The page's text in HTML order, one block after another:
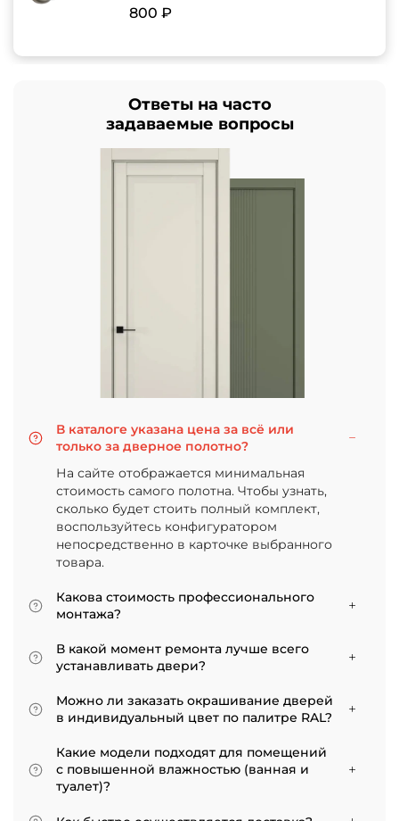
800 ₽
Ответы на часто
задаваемые вопросы
В каталоге указана цена за всё или
только за дверное полотно?
На сайте отображается минимальная
стоимость самого полотна. Чтобы узнать,
сколько будет стоить полный комплект,
воспользуйтесь конфигуратором
непосредственно в карточке выбранного
товара.
Какова стоимость профессионального
монтажа?
Итоговая сумма зависит от типа отделки
двери и габаритов проема. Минимальная
цена за установку стандартной двери с
покрытием «экошпон» начинается от 5000
рублей.
В какой момент ремонта лучше всего
устанавливать двери?
Мы советуем приступать к монтажу после
того, как уложено напольное покрытие. В
противном случае из-за изменения уровня
пола полотно может не подойти по высоте, и
его придется подрезать. Оптимально ставить
двери по окончании всех отделочных работ.
лучше заранее подготовить все запилы, но
Можно ли заказать окрашивание дверей
в индивидуальный цвет по палитре RAL?
ассортименте представлены эмалированные
модели от разных фабрик
Какие модели подходят для помещений
с повышенной влажностью (ванная и
туалет)?